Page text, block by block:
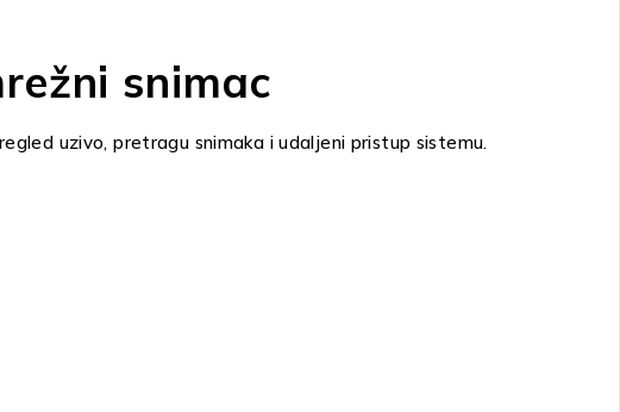
snimac
uzivo, pretragu snimaka i udaljeni pristup sistemu.